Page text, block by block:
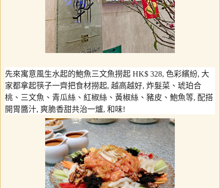
先來寓意風生水起的鮑魚三文魚撈起 HK$ 328, 色彩繽紛, 大
家都拿起筷子一齊把食材撈起, 越高越好, 炸髮菜、琥珀合
桃、三文魚、青瓜絲、紅椒絲、黃椒絲、豬皮、鮑魚等, 配搭
開胃醬汁, 爽脆香甜共治一爐, 和味!